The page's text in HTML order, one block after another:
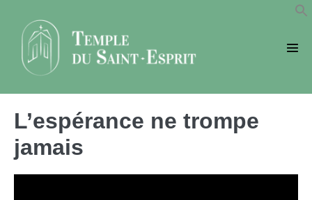
contenu
L’espérance ne trompe
jamais